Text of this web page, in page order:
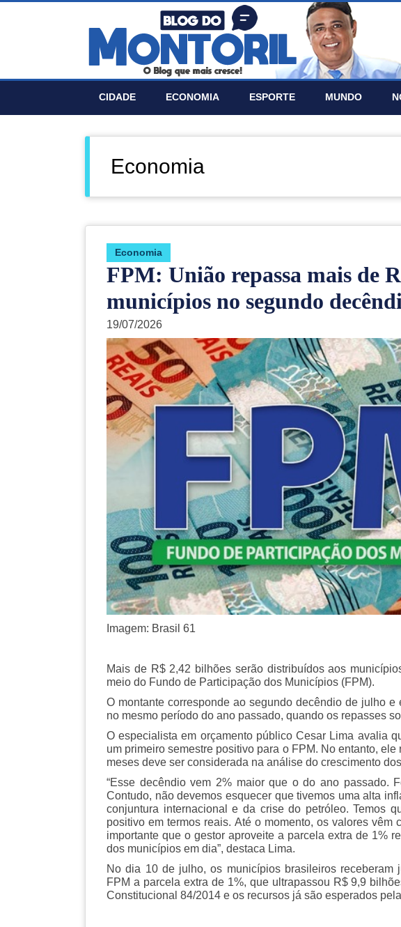
CIDADE ECONOMIA ESPORTE MUNDO
Economia
Economia
FPM: União repassa mais de
municípios no segundo
19/07/2026
Imagem: Brasil 61
Mais de R$ 2,42 bilhões serão distribuídos aos
meio do Fundo de Participação dos Municípios (FPM).
O montante corresponde ao segundo decêndio de julho
no mesmo período do ano passado, quando os repasses
O especialista em orçamento público Cesar Lima avalia
um primeiro semestre positivo para o FPM. No entanto,
meses deve ser considerada na análise do crescimento
“Esse decêndio vem 2% maior que o do ano passado.
Contudo, não devemos esquecer que tivemos uma alta
conjuntura internacional e da crise do petróleo. Temos
positivo em termos reais. Até o momento, os valores vêm
importante que o gestor aproveite a parcela extra de 1%
dos municípios em dia”, destaca Lima.
No dia 10 de julho, os municípios brasileiros
FPM a parcela extra de 1%, que ultrapassou R$ 9,9
Constitucional 84/2014 e os recursos já são esperados